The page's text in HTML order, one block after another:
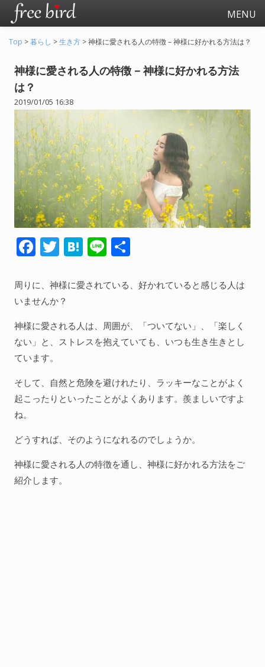
MENU
起業
会社生活
会社の仕事全般
会社の人間関係
退職関連
人間関係全般
衣食住
生き方
気づき
WordPress
Webその他
Top >暮らし >生き方 >神様に愛される人の特徴 – 神様に好かれる方法は？
神様に愛される人の特徴 – 神様に好かれる方法
は？
2019/01/05 16:38
F
e
b
o
o
k
T
itt
er
H
e
a
Li
e
周りに、神様に愛されている、好かれていると感じる人は
いませんか？
神様に愛される人は、周囲が、「ついてない」、「楽しく
ない」と、ストレスを抱えていても、いつも生き生きとし
ています。
そして、自然と危険を避けれたり、ラッキーなことがよく
起こったりといったことがよくあります。羨ましいですよ
ね。
どうすれば、そのようになれるのでしょうか。
神様に愛される人の特徴を通し、神様に好かれる方法をご
紹介します。